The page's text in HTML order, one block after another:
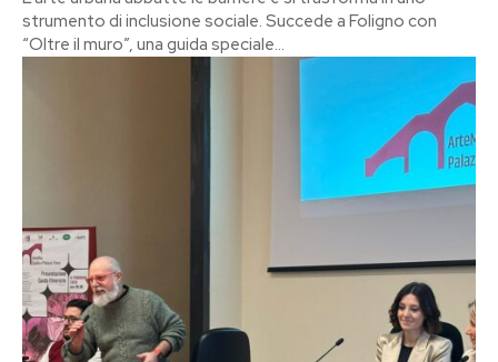
strumento di inclusione sociale. Succede a Foligno con
“Oltre il muro”, una guida speciale...